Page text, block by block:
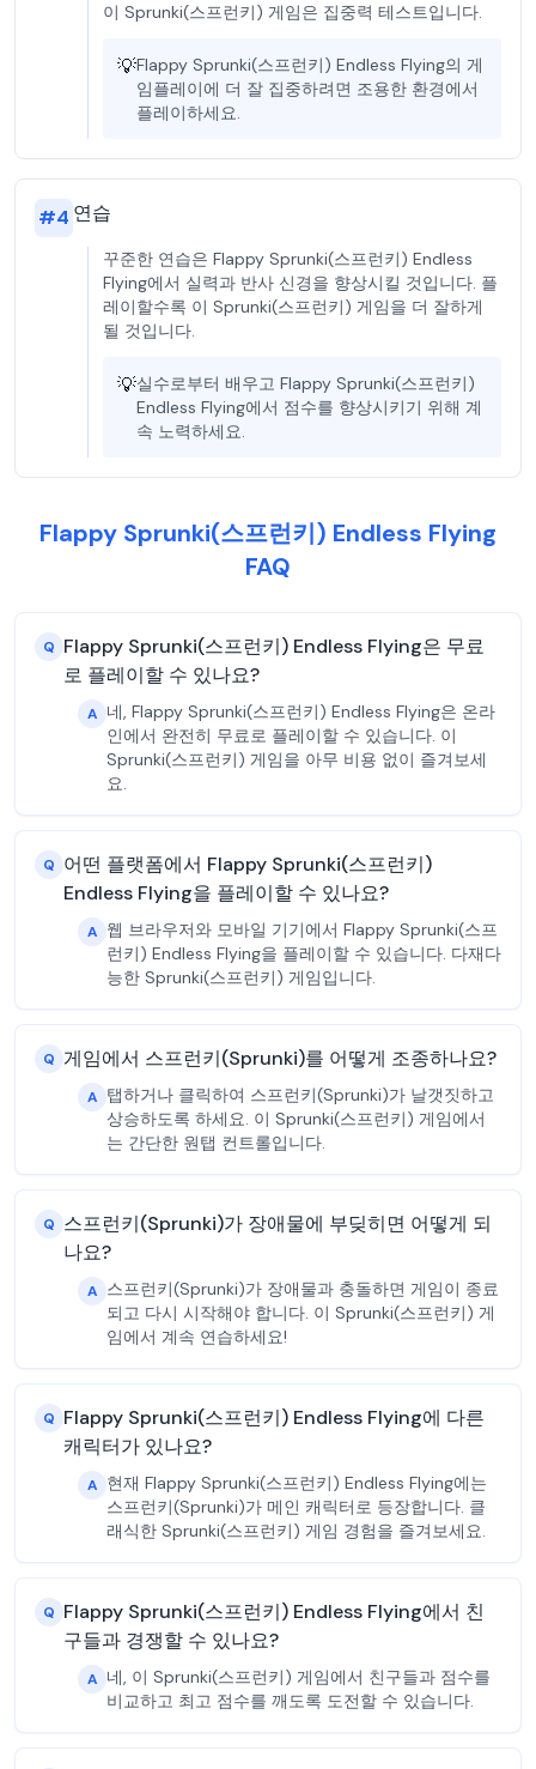
이 Sprunki(스프런키) 게임은 집중력 테스트입니다.
💡Flappy Sprunki(스프런키) Endless Flying의 게
임플레이에 더 잘 집중하려면 조용한 환경에서
플레이하세요.
#4 연습
꾸준한 연습은 Flappy Sprunki(스프런키) Endless
Flying에서 실력과 반사 신경을 향상시킬 것입니다. 플
레이할수록 이 Sprunki(스프런키) 게임을 더 잘하게
될 것입니다.
💡실수로부터 배우고 Flappy Sprunki(스프런키)
Endless Flying에서 점수를 향상시키기 위해 계
속 노력하세요.
Flappy Sprunki(스프런키) Endless Flying
FAQ
Q Flappy Sprunki(스프런키) Endless Flying은 무료
로 플레이할 수 있나요?
A 네, Flappy Sprunki(스프런키) Endless Flying은 온라
인에서 완전히 무료로 플레이할 수 있습니다. 이
Sprunki(스프런키) 게임을 아무 비용 없이 즐겨보세
요.
Q 어떤 플랫폼에서 Flappy Sprunki(스프런키)
Endless Flying을 플레이할 수 있나요?
A 웹 브라우저와 모바일 기기에서 Flappy Sprunki(스프
런키) Endless Flying을 플레이할 수 있습니다. 다재다
능한 Sprunki(스프런키) 게임입니다.
Q 게임에서 스프런키(Sprunki)를 어떻게 조종하나요?
A 탭하거나 클릭하여 스프런키(Sprunki)가 날갯짓하고
상승하도록 하세요. 이 Sprunki(스프런키) 게임에서
는 간단한 원탭 컨트롤입니다.
Q 스프런키(Sprunki)가 장애물에 부딪히면 어떻게 되
나요?
A 스프런키(Sprunki)가 장애물과 충돌하면 게임이 종료
되고 다시 시작해야 합니다. 이 Sprunki(스프런키) 게
임에서 계속 연습하세요!
Q Flappy Sprunki(스프런키) Endless Flying에 다른
캐릭터가 있나요?
A 현재 Flappy Sprunki(스프런키) Endless Flying에는
스프런키(Sprunki)가 메인 캐릭터로 등장합니다. 클
래식한 Sprunki(스프런키) 게임 경험을 즐겨보세요.
Q Flappy Sprunki(스프런키) Endless Flying에서 친
구들과 경쟁할 수 있나요?
A 네, 이 Sprunki(스프런키) 게임에서 친구들과 점수를
비교하고 최고 점수를 깨도록 도전할 수 있습니다.